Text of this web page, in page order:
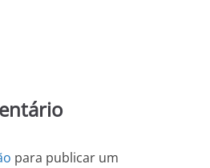
para publicar um